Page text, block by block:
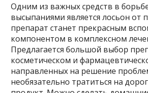
Одним из важных средств в
высыпаниями является лосьон от
препарат станет прекрасным
компонентом в комплексном
Предлагается большой выбор
косметическом и
направленных на решение
необязательно тратиться на